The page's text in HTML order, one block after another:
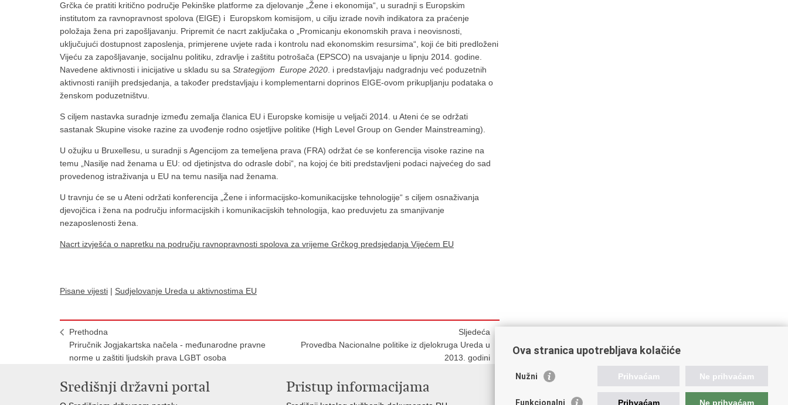
Grčka će pratiti kritično područje Pekinške platforme za djelovanje „Žene i ekonomija“, u suradnji s Europskim
institutom za ravnopravnost spolova (EIGE) i Europskom komisijom, u cilju izrade novih indikatora za praćenje
položaja žena pri zapošljavanju. Pripremit će nacrt zaključaka o „Promicanju ekonomskih prava i neovisnosti,
uključujući dostupnost zaposlenja, primjerene uvjete rada i kontrolu nad ekonomskim resursima“, koji će biti predloženi
Vijeću za zapošljavanje, socijalnu politiku, zdravlje i zaštitu potrošača (EPSCO) na usvajanje u lipnju 2014. godine.
Navedene aktivnosti i inicijative u skladu su sa Strategijom Europe 2020 . i predstavljaju nadgradnju već poduzetnih
aktivnosti ranijih predsjedanja, a također predstavljaju i komplementarni doprinos EIGE-ovom prikupljanju podataka o
ženskom poduzetništvu.
S ciljem nastavka suradnje između zemalja članica EU i Europske komisije u veljači 2014. u Ateni će se održati
sastanak Skupine visoke razine za uvođenje rodno osjetljive politike (High Level Group on Gender Mainstreaming).
U ožujku u Bruxellesu, u suradnji s Agencijom za temeljena prava (FRA) održat će se konferencija visoke razine na
temu „Nasilje nad ženama u EU: od djetinjstva do odrasle dobi“, na kojoj će biti predstavljeni podaci najvećeg do sad
provedenog istraživanja u EU na temu nasilja nad ženama.
U travnju će se u Ateni održati konferencija „Žene i informacijsko-komunikacijske tehnologije“ s ciljem osnaživanja
djevojčica i žena na području informacijskih i komunikacijskih tehnologija, kao preduvjetu za smanjivanje
nezaposlenosti žena.
Nacrt izvješća o napretku na području ravnopravnosti spolova za vrijeme Grčkog predsjedanja Vijećem EU
Pisane vijesti | Sudjelovanje Ureda u aktivnostima EU
Prethodna
Priručnik Jogjakartska načela - međunarodne pravne
norme u zaštiti ljudskih prava LGBT osoba
Sljedeća
Provedba Nacionalne politike iz djelokruga Ureda u
2013. godini
Središnji državni portal Pristup informacijama Važne poveznice
Ova stranica upotrebljava kolačiće
Nužni Prihvaćam Ne prihvaćam
Funkcionalni Prihvaćam Ne prihvaćam